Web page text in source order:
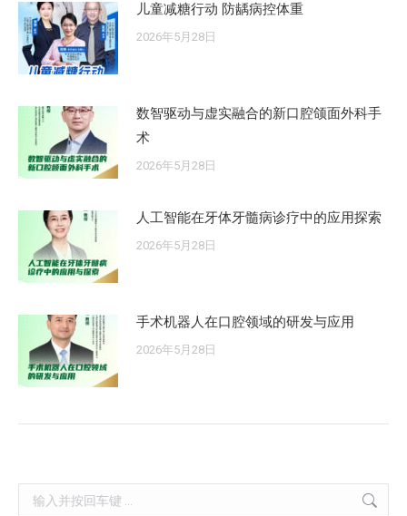
儿童减糖行动 防龋病控体重
2026年5月28日
数智驱动与虚实融合的新口腔颌面外科手
术
2026年5月28日
人工智能在牙体牙髓病诊疗中的应用探索
2026年5月28日
手术机器人在口腔领域的研发与应用
2026年5月28日
Search: